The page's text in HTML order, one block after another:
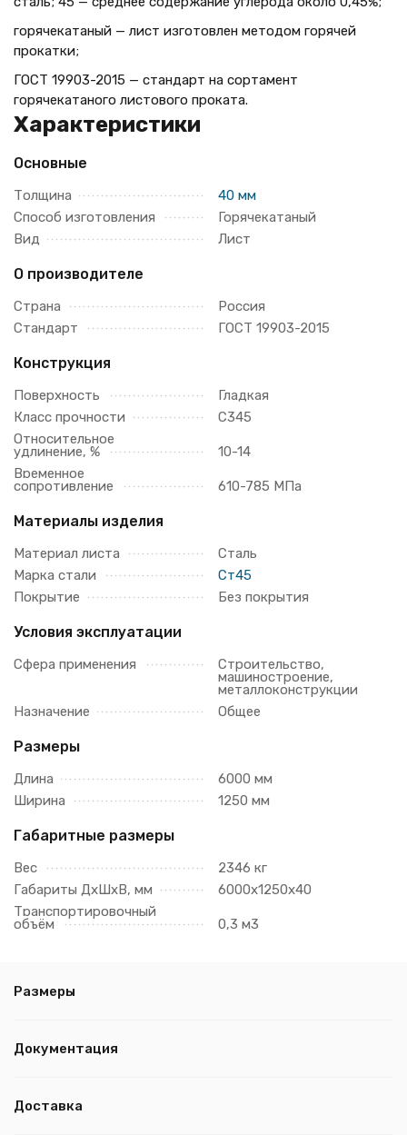
горячекатаный — лист изготовлен методом горячей
прокатки;
ГОСТ 19903-2015 — стандарт на сортамент
горячекатаного листового проката.
Характеристики
Основные
Толщина
40 мм
Способ изготовления
Горячекатаный
Вид
Лист
О производителе
Страна
Россия
Стандарт
ГОСТ 19903-2015
Конструкция
Поверхность
Гладкая
Класс прочности
С345
Относительное
удлинение, %
10-14
Временное
сопротивление 610-785 МПа
Материалы изделия
Материал листа
Сталь
Марка стали
Ст45
Покрытие
Без покрытия
Условия эксплуатации
Сфера применения Строительство,
машиностроение,
металлоконструкции
Назначение
Общее
Размеры
Длина
6000 мм
Ширина
1250 мм
Габаритные размеры
Вес
2346 кг
Габариты ДхШхВ, мм
6000х1250х40
Транспортировочный
объём 0,3 м3
Размеры
Документация
Доставка